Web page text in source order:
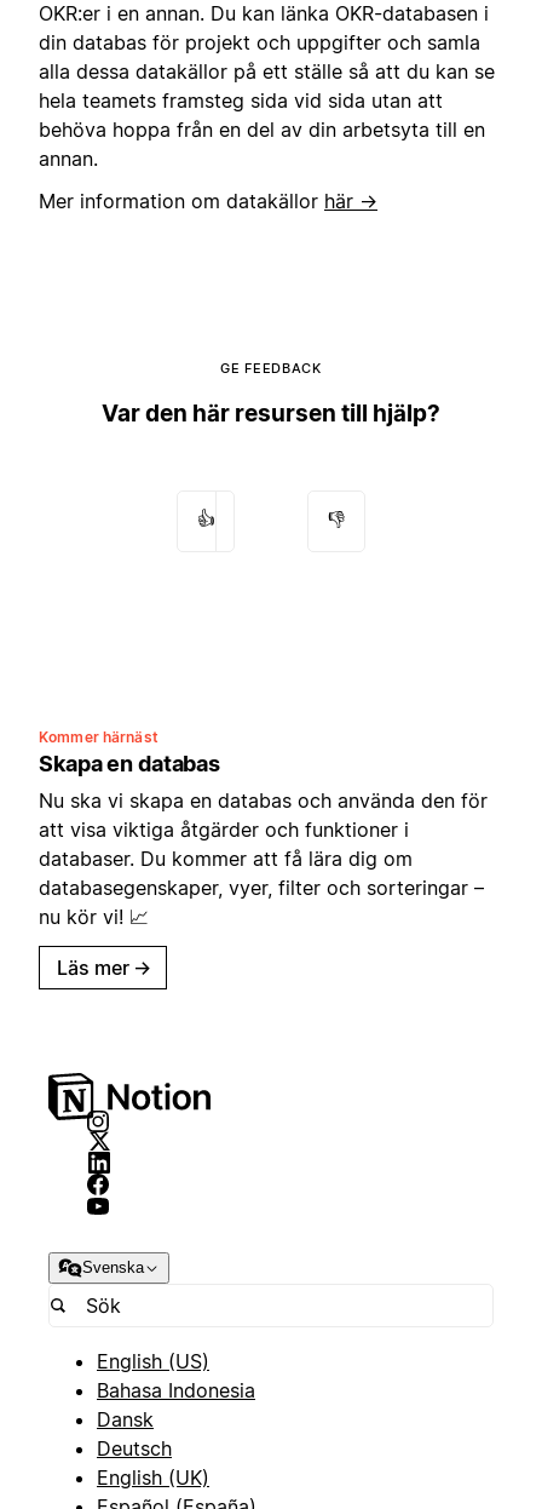
OKR:er i en annan. Du kan länka OKR-databasen i
din databas för projekt och uppgifter och samla
alla dessa datakällor på ett ställe så att du kan se
hela teamets framsteg sida vid sida utan att
behöva hoppa från en del av din arbetsyta till en
annan.
Mer information om datakällor här →
GE FEEDBACK
Var den här resursen till hjälp?
👍 👎
Kommer härnäst
Skapa en databas
Nu ska vi skapa en databas och använda den för
att visa viktiga åtgärder och funktioner i
databaser. Du kommer att få lära dig om
databasegenskaper, vyer, filter och sorteringar –
nu kör vi! 📈
Läs mer →
Svenska
English (US)
Bahasa Indonesia
Dansk
Deutsch
English (UK)